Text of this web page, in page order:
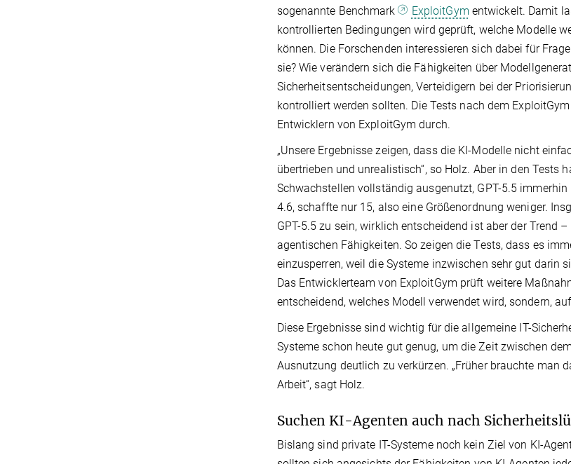
sogenannte Benchmark
ExploitGym entwickelt. Damit
kontrollierten Bedingungen wird geprüft, welche Modelle
können. Die Forschenden interessieren sich dabei für
sie? Wie verändern sich die Fähigkeiten über
Sicherheitsentscheidungen, Verteidigern bei der
kontrolliert werden sollten. Die Tests nach dem
Entwicklern von ExploitGym durch.
„Unsere Ergebnisse zeigen, dass die KI-Modelle nicht
übertrieben und unrealistisch“, so Holz. Aber in den
Schwachstellen vollständig ausgenutzt, GPT-5.5
4.6, schaffte nur 15, also eine Größenordnung weniger.
GPT-5.5 zu sein, wirklich entscheidend ist aber der Trend
agentischen Fähigkeiten. So zeigen die Tests, dass es
einzusperren, weil die Systeme inzwischen sehr gut darin
Das Entwicklerteam von ExploitGym prüft weitere
entscheidend, welches Modell verwendet wird, sondern,
Diese Ergebnisse sind wichtig für die allgemeine IT-
Systeme schon heute gut genug, um die Zeit zwischen
Ausnutzung deutlich zu verkürzen. „Früher brauchte man
Arbeit“, sagt Holz.
Suchen KI-Agenten auch nach
Bislang sind private IT-Systeme noch kein Ziel von KI-